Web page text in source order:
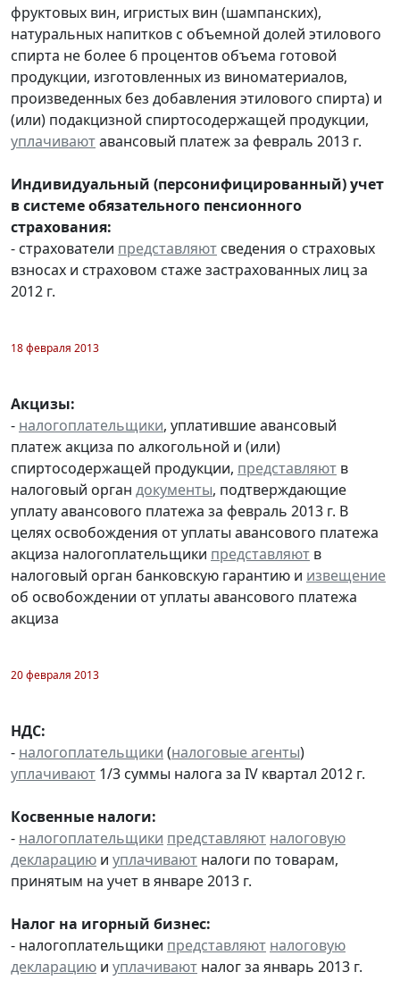
фруктовых вин, игристых вин (шампанских),
натуральных напитков с объемной долей этилового
спирта не более 6 процентов объема готовой
продукции, изготовленных из виноматериалов,
произведенных без добавления этилового спирта) и
(или) подакцизной спиртосодержащей продукции,
уплачиваютавансовый платеж за февраль 2013 г.
Индивидуальный (персонифицированный) учет
в системе обязательного пенсионного
страхования:
- страхователи представляют сведения о страховых
взносах и страховом стаже застрахованных лиц за
2012 г.
18 февраля 2013
Акцизы:
- налогоплательщики, уплатившие авансовый
платеж акциза по алкогольной и (или)
спиртосодержащей продукции, представляют в
налоговый орган документы, подтверждающие
уплату авансового платежа за февраль 2013 г. В
целях освобождения от уплаты авансового платежа
акциза налогоплательщики представляют в
налоговый орган банковскую гарантию и извещение
об освобождении от уплаты авансового платежа
акциза
20 февраля 2013
НДС:
- налогоплательщики (налоговые агенты)
уплачивают 1/3 суммы налога за IV квартал 2012 г.
Косвенные налоги:
- налогоплательщики представляют налоговую
декларацию и уплачивают налоги по товарам,
принятым на учет в январе 2013 г.
Налог на игорный бизнес:
- налогоплательщики представляют налоговую
декларацию и уплачивают налог за январь 2013 г.